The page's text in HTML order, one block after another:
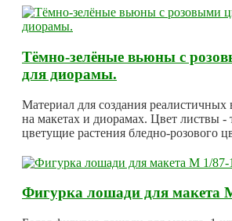
Тёмно-зелёные вьюны с
для диорамы.
Материал для создания
на макетах и диорамах. Цвет листвы -
цветущие растения бледно-розового
Фигурка лошади для макета